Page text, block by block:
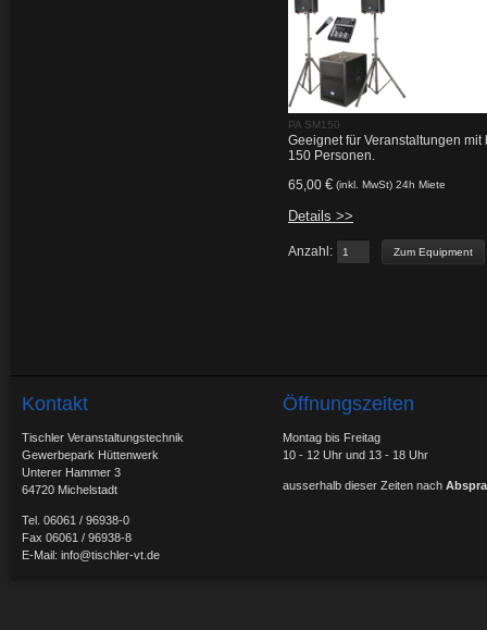
PA SM150
Geeignet für Veranstaltungen mit
150 Personen.
65,00 € (inkl. MwSt) 24h Miete
Details >>
Anzahl:
Kontakt
Tischler Veranstaltungstechnik
Gewerbepark Hüttenwerk
Unterer Hammer 3
64720 Michelstadt
Tel. 06061 / 96938-0
Fax 06061 / 96938-8
E-Mail: info@tischler-vt.de
Öffnungszeiten
Montag bis Freitag
10 - 12 Uhr und 13 - 18 Uhr
ausserhalb dieser Zeiten nach